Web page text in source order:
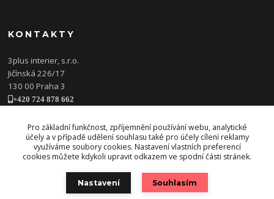
KONTAKTY
3plus interier, s.r.o.
Jičínská 226/17
130 00 Praha 3
+420 724 878 662
www.3plusinterier.cz
facebook
Pro základní funkčnost, zpříjemnění používání webu, analytické
účely a v případě udělení souhlasu také pro účely cílení reklamy
využíváme soubory cookies. Nastavení vlastních preferencí
cookies můžete kdykoli upravit odkazem ve spodní části stránek.
Nastavení Souhlasím